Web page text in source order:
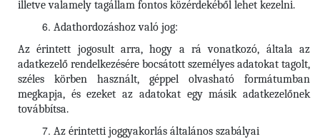
illetve valamely tagállam fontos közérdekéből lehet kezelni.
Adathordozáshoz való jog:
Az érintett jogosult arra, hogy a rá vonatkozó, általa az
adatkezelő rendelkezésére bocsátott személyes adatokat tagolt,
széles körben használt, géppel olvasható formátumban
megkapja, és ezeket az adatokat egy másik adatkezelőnek
továbbítsa.
Az érintetti joggyakorlás általános szabályai